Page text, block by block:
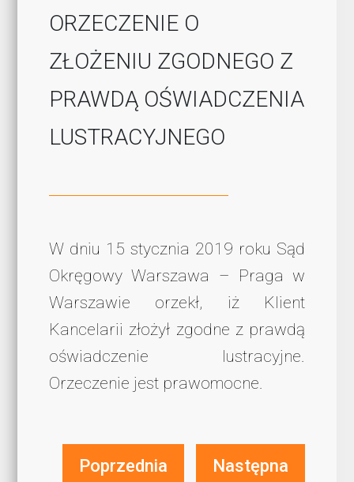
ORZECZENIE O
ZŁOŻENIU ZGODNEGO Z
PRAWDĄ OŚWIADCZENIA
LUSTRACYJNEGO
W dniu 15 stycznia 2019 roku Sąd
Okręgowy Warszawa – Praga w
Warszawie orzekł, iż Klient
Kancelarii złożył zgodne z prawdą
oświadczenie lustracyjne.
Orzeczenie jest prawomocne.
Poprzednia Następna